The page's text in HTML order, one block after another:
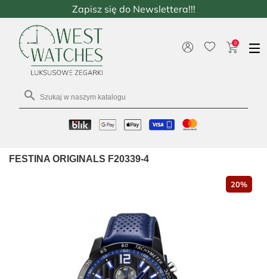

0
Zapisz się do Newslettera!!!
FESTINA ORIGINALS F20339-4
20%